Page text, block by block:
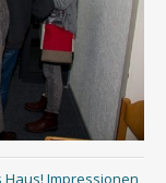
Haus! Impressionen